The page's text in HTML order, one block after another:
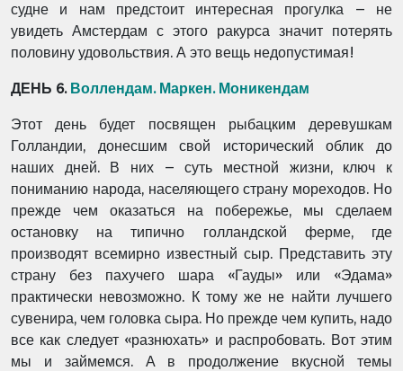
судне и нам предстоит интересная прогулка – не
увидеть Амстердам с этого ракурса значит потерять
половину удовольствия. А это вещь недопустимая!
ДЕНЬ 6.Воллендам. Маркен. Моникендам
Этот день будет посвящен рыбацким деревушкам
Голландии, донесшим свой исторический облик до
наших дней. В них – суть местной жизни, ключ к
пониманию народа, населяющего страну мореходов. Но
прежде чем оказаться на побережье, мы сделаем
остановку на типично голландской ферме, где
производят всемирно известный сыр. Представить эту
страну без пахучего шара «Гауды» или «Эдама»
практически невозможно. К тому же не найти лучшего
сувенира, чем головка сыра. Но прежде чем купить, надо
все как следует «разнюхать» и распробовать. Вот этим
мы и займемся. А в продолжение вкусной темы